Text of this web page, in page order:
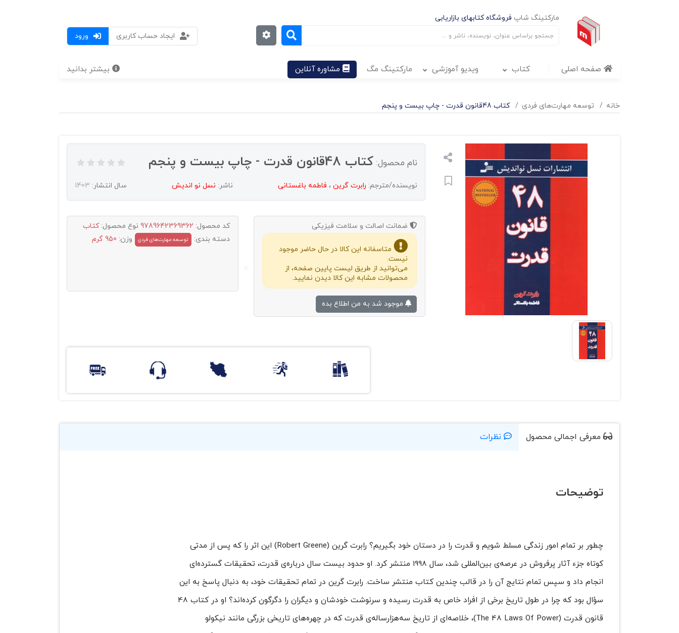
مارکتینگ شاپ فروشگاه کتابهای بازاریابی
ورود
ایجاد حساب کاربری
صفحه اصلی کتاب ویدیو آموزشی مارکتینگ مگ مشاوره آنلاین بیشتر بدانید
خانه توسعه مهارت‌های فردی کتاب 48قانون قدرت - چاپ بیست و پنجم
نام محصول: کتاب 48قانون قدرت - چاپ بیست و پنجم
نویسنده/مترجم: رابرت گرین ، فاطمه باغستانی ناشر: نسل نو انديش سال انتشار: 1403
ضمانت اصالت و سلامت فیزیکی
متاسفانه این کالا در حال حاضر موجود
نیست.
می‌توانید از طریق لیست پایین صفحه، از
محصولات مشابه این کالا دیدن نمایید.
کد محصول: 9789642369362 نوع محصول:کتاب
دسته بندی:
توسعه مهارت‌های فردی وزن: 950 گرم
معرفی اجمالی محصول نظرات
توضیحات
چطور بر تمام امور زندگی مسلط شویم و قدرت را در دستان خود بگیریم؟ رابرت گرین (Robert Greene) این اثر را که پس از مدتی
کوتاه جزء آثار پرفروش در عرصه‌ی بین‌المللی شد، سال 1998 منتشر کرد. او حدود بیست سال درباره‌ی قدرت، تحقیقات گسترده‌ای
انجام داد و سپس تمام نتایج آن را در قالب چندین کتاب منتشر ساخت. رابرت گرین در تمام تحقیقات خود، به دنبال پاسخ به این
سؤال بود که چرا در طول تاریخ برخی از افراد خاص به قدرت رسیده و سرنوشت خودشان و دیگران را دگرگون کرده‌اند؟ او در کتاب 48
قانون قدرت (The 48 Laws Of Power)، خلاصه‌ای از تاریخ سه‌هزارساله‌ی قدرت که در چهره‌های تاریخی بزرگی مانند نیکولو